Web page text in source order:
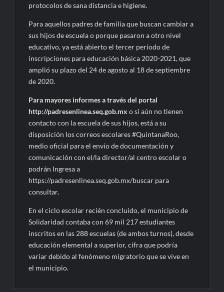
protocolos de sana distancia e higiene.
Para aquellos padres de familia que buscan cambiar a
sus hijos de escuela o porque pasaron a otro nivel
educativo, ya está abierto el tercer período de
inscripciones para educación básica 2020-2021, que
amplió su plazo del 24 de agosto al 18 de septiembre
de 2020.
Para mayores informes a través del portal
http://padresenlinea.seq.gob.mx o si aún no tienen
contacto con la escuela de sus hijos, está a su
disposición los correos escolares #QuintanaRoo,
medio oficial para el envío de documentación y
comunicación con el/la director/al centro escolar o
podrán Ingresa a
https://padresenlinea.seq.gob.mx/buscar para
consultar.
En el ciclo escolar recién concluido, el municipio de
Solidaridad contaba con 69 mil 217 estudiantes
inscritos en las 288 escuelas (de ambos turnos), desde
educación elemental a superior, cifra que podría
variar debido al fenómeno migratorio que se vive en
el municipio.